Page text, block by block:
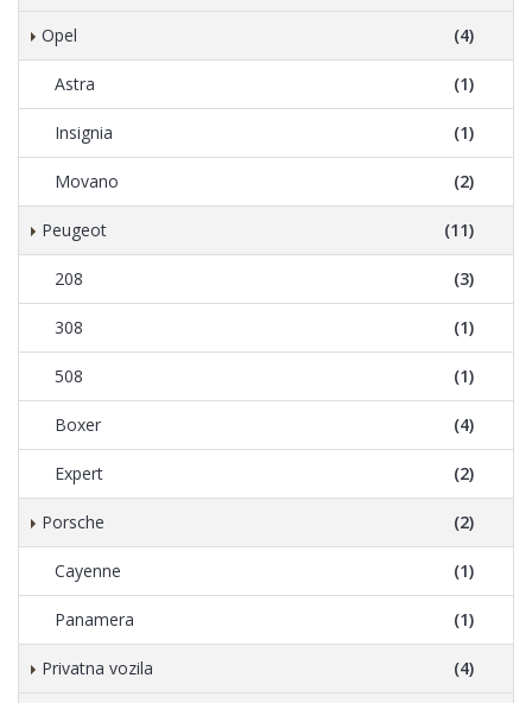
Opel (4)
Astra (1)
Insignia (1)
Movano (2)
Peugeot (11)
208 (3)
308 (1)
508 (1)
Boxer (4)
Expert (2)
Porsche (2)
Cayenne (1)
Panamera (1)
Privatna vozila (4)